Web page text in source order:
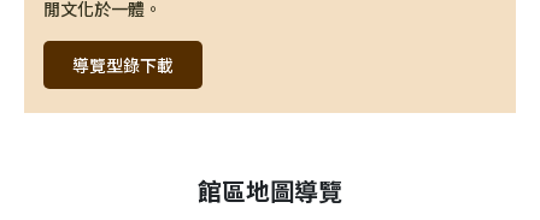
閒文化於一體。
導覽型錄下載
館區地圖導覽